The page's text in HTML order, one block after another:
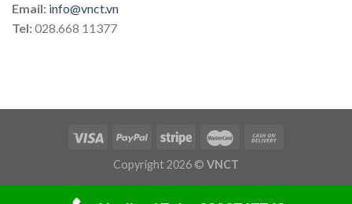
Email: info@vnct.vn
Tel:028.668 11377
Copyright 2026 © VNCT